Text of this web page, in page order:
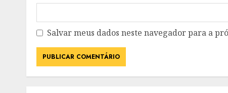
Salvar meus dados neste navegador para a